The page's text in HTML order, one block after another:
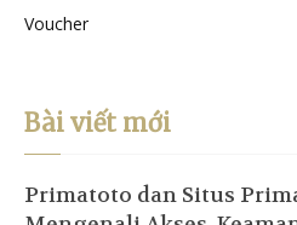
Voucher
Bài viết mới
Primatoto dan Situs